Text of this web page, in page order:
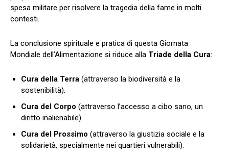
spesa militare per risolvere la tragedia della fame in molti
contesti.
La conclusione spirituale e pratica di questa Giornata
Mondiale dell’Alimentazione si riduce alla Triade della Cura:
Cura della Terra (attraverso la biodiversità e la
sostenibilità).
Cura del Corpo (attraverso l’accesso a cibo sano, un
diritto inalienabile).
Cura del Prossimo (attraverso la giustizia sociale e la
solidarietà, specialmente nei quartieri vulnerabili).